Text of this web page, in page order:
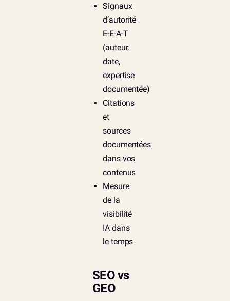
Signaux
d’autorité
E-E-A-T
(auteur,
date,
expertise
documentée)
Citations
et
sources
documentées
dans vos
contenus
Mesure
de la
visibilité
IA dans
le temps
SEO vs
GEO